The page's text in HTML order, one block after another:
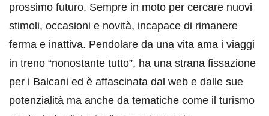
prossimo futuro. Sempre in moto per cercare nuovi
stimoli, occasioni e novità, incapace di rimanere
ferma e inattiva. Pendolare da una vita ama i viaggi
in treno “nonostante tutto”, ha una strana fissazione
per i Balcani ed è affascinata dal web e dalle sue
potenzialità ma anche da tematiche come il turismo